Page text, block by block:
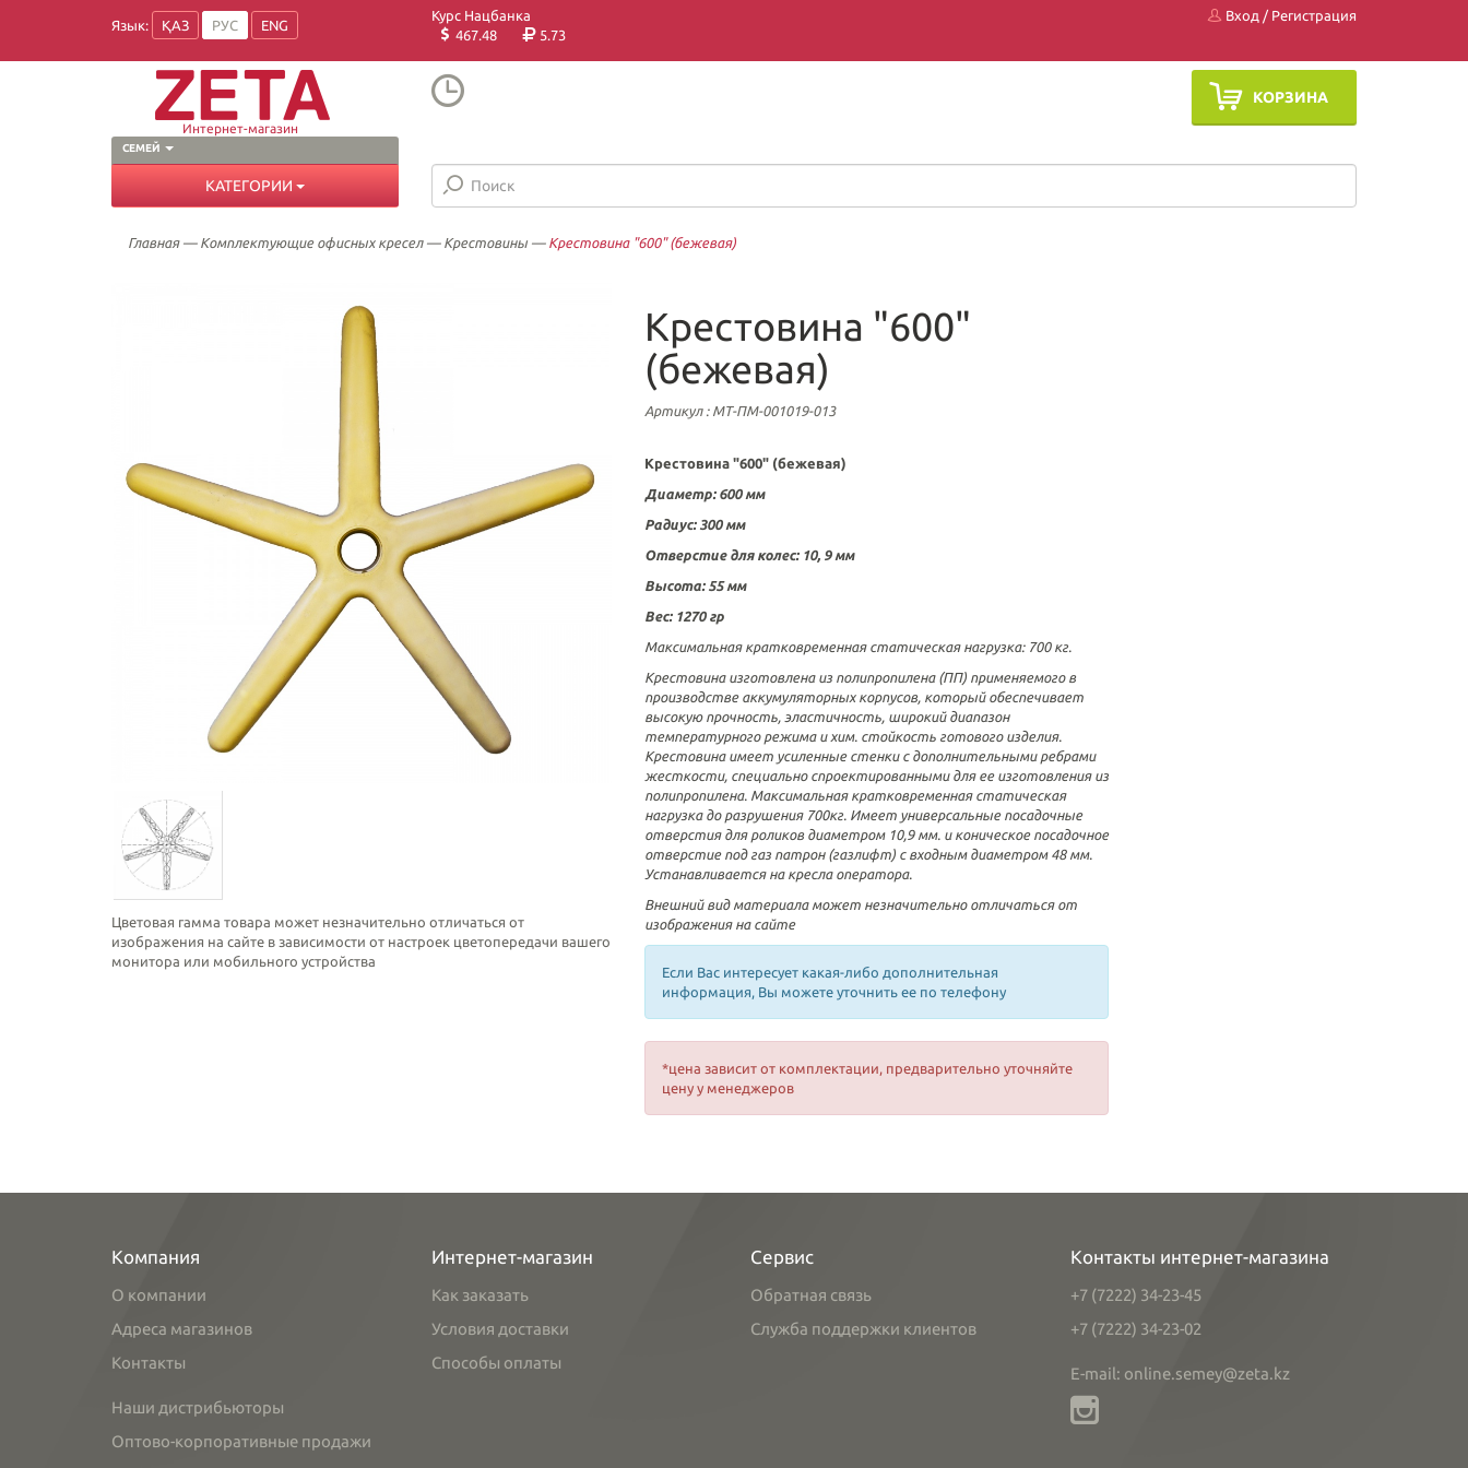
Язык: ҚАЗ РУС ENG
Курс Нацбанка
467.48
5.73
Вход / Регистрация
СЕМЕЙ
Интернет-магазин
КОРЗИНА
КАТЕГОРИИ
Главная— Комплектующие офисных кресел— Крестовины — Крестовина "600" (бежевая)
Цветовая гамма товара может незначительно отличаться от
изображения на сайте в зависимости от настроек цветопередачи вашего
монитора или мобильного устройства
Крестовина "600"
(бежевая)
Артикул: МТ-ПМ-001019-013
Крестовина "600" (бежевая)
Диаметр: 600 мм
Радиус: 300 мм
Отверстие для колес: 10, 9 мм
Высота: 55 мм
Вес: 1270 гр
Максимальная кратковременная статическая нагрузка: 700 кг.
Крестовина изготовлена из полипропилена (ПП) применяемого в
производстве аккумуляторных корпусов, который обеспечивает
высокую прочность, эластичность, широкий диапазон
температурного режима и хим. стойкость готового изделия.
Крестовина имеет усиленные стенки с дополнительными ребрами
жесткости, специально спроектированными для ее изготовления из
полипропилена. Максимальная кратковременная статическая
нагрузка до разрушения 700кг. Имеет универсальные посадочные
отверстия для роликов диаметром 10,9 мм. и коническое посадочное
отверстие под газ патрон (газлифт) с входным диаметром 48 мм.
Устанавливается на кресла оператора.
Внешний вид материала может незначительно отличаться от
изображения на сайте
Если Вас интересует какая-либо дополнительная
информация, Вы можете уточнить ее по телефону
*цена зависит от комплектации, предварительно уточняйте
цену у менеджеров
Компания
О компании
Адреса магазинов
Контакты
Наши дистрибьюторы
Оптово-корпоративные продажи
Интернет-магазин
Как заказать
Условия доставки
Способы оплаты
Сервис
Обратная связь
Служба поддержки клиентов
Контакты интернет-магазина
+7 (7222) 34-23-45
+7 (7222) 34-23-02
E-mail: online.semey@zeta.kz